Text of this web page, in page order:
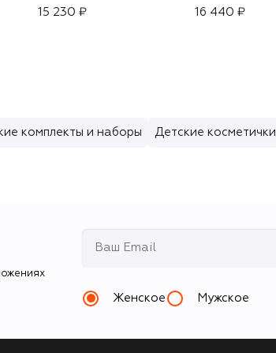
15 230 ₽ 16 440 ₽
комплекты и наборы Детские косметички
Женское Мужское